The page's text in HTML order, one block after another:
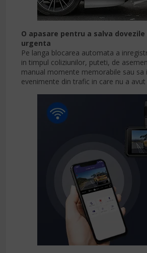
O apasare pentru a salva
urgenta
Pe langa blocarea automata a
in timpul coliziunilor, puteti, de
manual momente memorabile sau sa
evenimente din trafic in care nu a